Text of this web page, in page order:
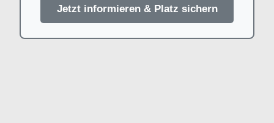
Jetzt informieren & Platz sichern